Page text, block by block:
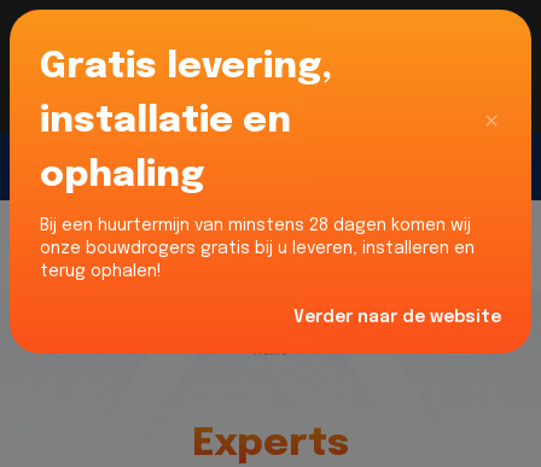
Voor onze Nederlandse klanten... Wij zijn maar
liefst 52% goedkoper dan verhuurders uit NL -
limburg en Noord-Brabant!
Home
Experts
Gratis levering,
installatie en
ophaling
Bij een huurtermijn van minstens 28 dagen komen wij
onze bouwdrogers gratis bij u leveren, installeren en
terug ophalen!
Verder naar de website